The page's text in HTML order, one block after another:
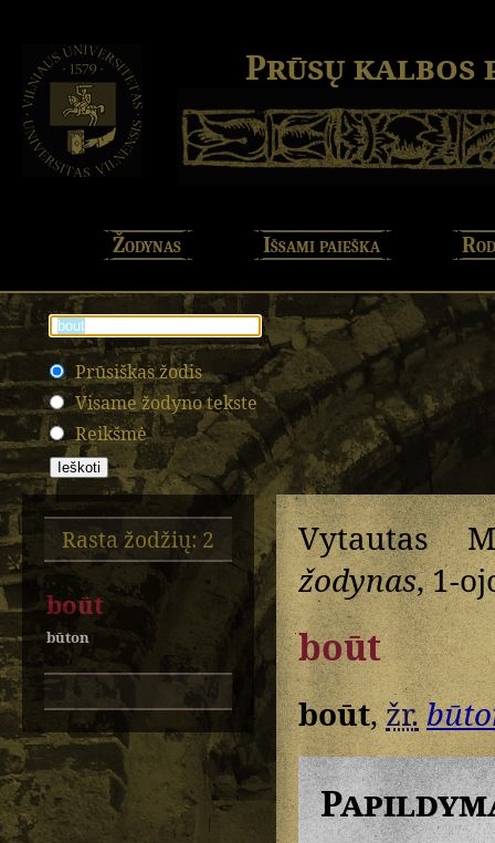
Prūsų kalbos
Žodynas Išsami paieška
Prūsiškas žodis
Visame žodyno tekste
Reikšmė
Rasta žodžių: 2
boūt
būton
Vytautas
žodynas, 1-
boūt
boūt,žr.